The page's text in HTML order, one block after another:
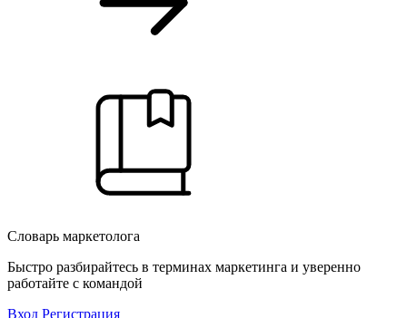
Словарь маркетолога
Быстро разбирайтесь в терминах маркетинга и уверенно
работайте с командой
Вход Регистрация